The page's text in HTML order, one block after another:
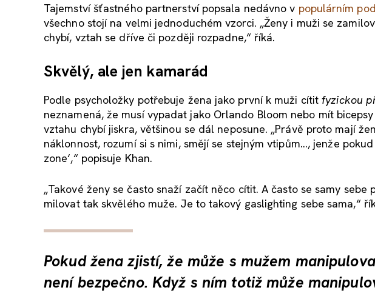
Tajemství šťastného partnerství popsala nedávno v populárním
všechno stojí na velmi jednoduchém vzorci. „Ženy i muži se
chybí, vztah se dříve či později rozpadne,“ říká.
Skvělý, ale jen kamarád
Podle psycholožky potřebuje žena jako první k muži cítitfyzickou
neznamená, že musí vypadat jako Orlando Bloom nebo mít
vztahu chybí jiskra, většinou se dál neposune. „Právě proto mají
náklonnost, rozumí si s nimi, smějí se stejným vtipům..., jenže
zone‘,“ popisuje Khan.
„Takové ženy se často snaží začít něco cítit. A často se samy
milovat tak skvělého muže. Je to takový gaslighting sebe sama,“
Pokud žena zjistí, že může s mužem
není bezpečno. Když s ním totiž může